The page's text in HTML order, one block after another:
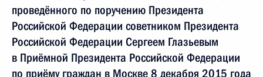
проведённого по поручению Президента
Российской Федерации советником Президента
Российской Федерации Сергеем Глазьевым
в Приёмной Президента Российской Федерации
по приёму граждан в Москве 8 декабря 2015 года